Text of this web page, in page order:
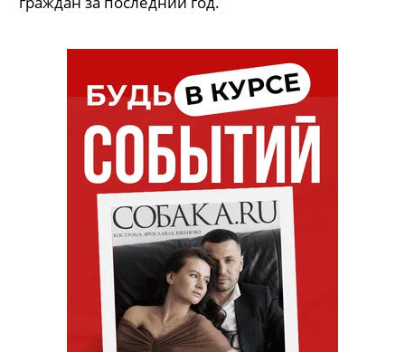
16+: лексикон прописных истин
Журнал «Собака.ru» составил краткий список
выражений и слов, обогативших лексикон
граждан за последний год.